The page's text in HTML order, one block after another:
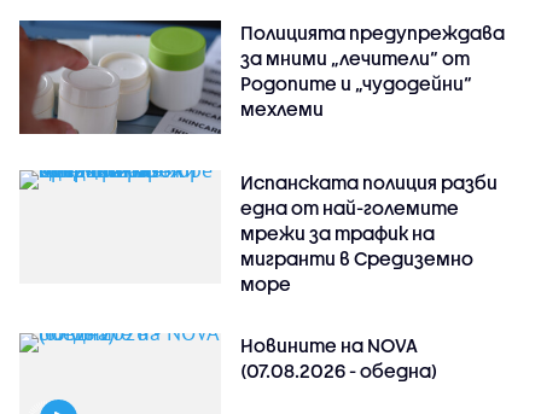
Полицията предупреждава
за мними „лечители“ от
Родопите и „чудодейни“
мехлеми
Испанската полиция разби
една от най-големите
мрежи за трафик на
мигранти в Средиземно
море
Новините на NOVA
(07.08.2026 - обедна)